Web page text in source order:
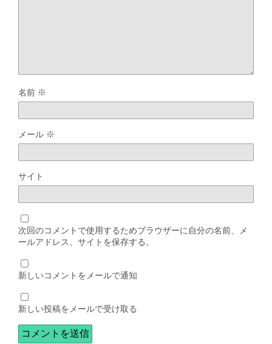
名前 ※
メール ※
サイト
次回のコメントで使用するためブラウザーに自分の名前、メ
ールアドレス、サイトを保存する。
新しいコメントをメールで通知
新しい投稿をメールで受け取る